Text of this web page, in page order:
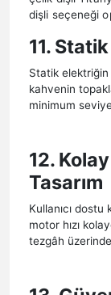
dişli seçeneği
11.
Statik elektriğin
kahvenin
minimum
12.
Tasarım
Kullanıcı
motor hızı
tezgâh